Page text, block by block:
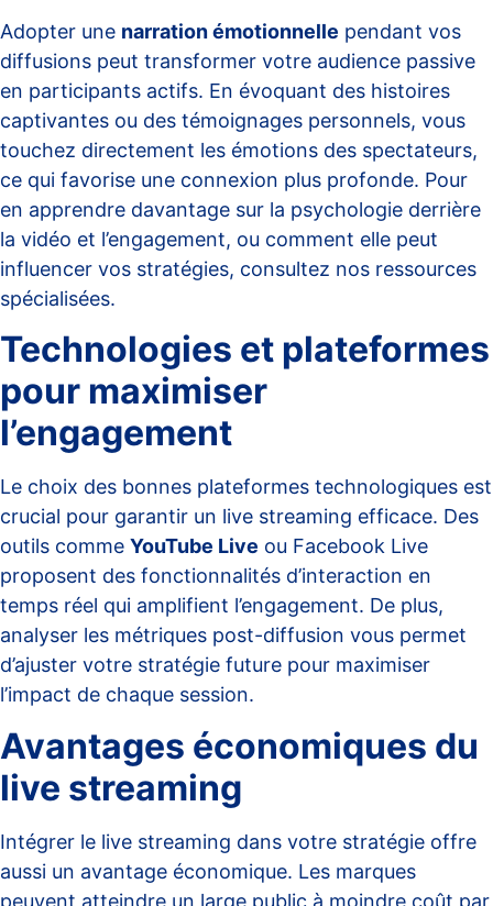
Adopter une narration émotionnelle pendant vos
diffusions peut transformer votre audience passive
en participants actifs. En évoquant des histoires
captivantes ou des témoignages personnels, vous
touchez directement les émotions des spectateurs,
ce qui favorise une connexion plus profonde. Pour
en apprendre davantage sur la psychologie derrière
la vidéo et l’engagement, ou comment elle peut
influencer vos stratégies, consultez nos ressources
spécialisées.
Technologies et plateformes
pour maximiser
l’engagement
Le choix des bonnes plateformes technologiques est
crucial pour garantir un live streaming efficace. Des
outils comme YouTube Live ou Facebook Live
proposent des fonctionnalités d’interaction en
temps réel qui amplifient l’engagement. De plus,
analyser les métriques post-diffusion vous permet
d’ajuster votre stratégie future pour maximiser
l’impact de chaque session.
Avantages économiques du
live streaming
Intégrer le live streaming dans votre stratégie offre
aussi un avantage économique. Les marques
peuvent atteindre un large public à moindre coût par